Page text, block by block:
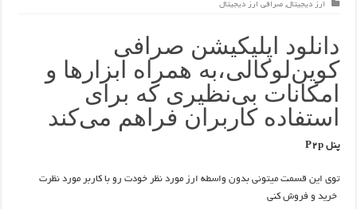
ارز دیجیتال,صرافی ارز دیجیتال
دانلود اپلیکیشن صرافی
کوین‌لوکالی،به همراه ابزارها و
امکانات بی‌نظیری که برای
استفاده کاربران فراهم می‌کند
پنل P2p
توی این قسمت میتونی بدون واسطه ارز مورد نظر خودت رو با کاربر مورد نظرت
خرید و فروش کنی